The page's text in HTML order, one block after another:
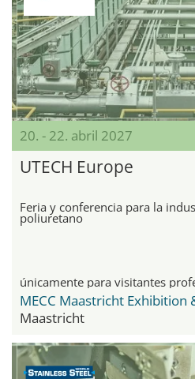
20. - 22. abril 2027
UTECH Europe
Feria y conferencia para la
poliuretano
únicamente para visitantes
Maastricht